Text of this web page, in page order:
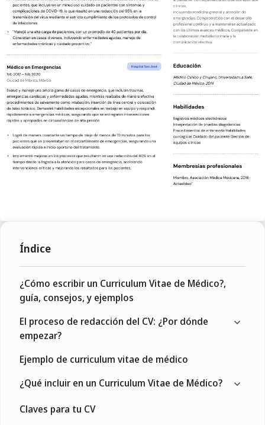
Índice
¿Cómo escribir un Curriculum Vitae de Médico?,
guía, consejos, y ejemplos
El proceso de redacción del CV: ¿Por dónde
empezar?
Ejemplo de curriculum vitae de médico
¿Qué incluir en un Curriculum Vitae de Médico?
Claves para tu CV